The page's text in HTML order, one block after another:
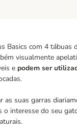
Basics com 4 tábuas
visualmente
e podem ser
suas garras
o interesse do seu